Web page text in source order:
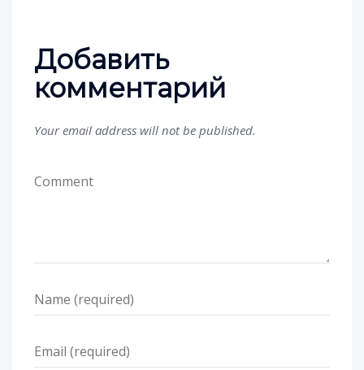
Добавить
комментарий
Your email address will not be published.